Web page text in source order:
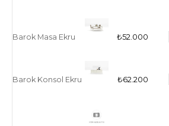
Barok Masa Ekru ₺52.000
Barok Konsol Ekru ₺62.200